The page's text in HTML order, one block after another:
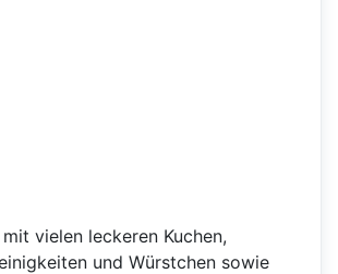
vielen leckeren Kuchen,
und Würstchen sowie